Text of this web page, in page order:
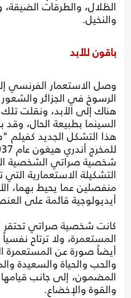
الظلال، والطرقات الضيقة،
والنخيل.
باقون للأبد
وصل الاستعمار الفرنسي
الرسوخ في الجزائر
هناك إلى الأبد، ونقلت تلك
السينما بطبيعة الحال،
هذا التشكل الجديد كفيلم
شخصية صراتي الشخصية
التشكيلة الاستعمارية التي
منفصلين عما يحيط بهما،
أيديولوجية قائمة على
كانت شخصية صراتي تحتقر
المستعمرة، ولا ترتاح
أيضاً صورة عن المستعمرة
والحب والحياة والسعيدة
المضمون، إلى جانب
والقوة والإخضاع.